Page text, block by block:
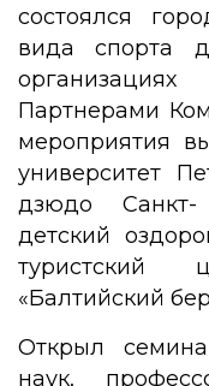
состоялся
вида спорта
Партнерами
мероприятия
университет
дзюдо
детский
туристский
«Балтийский
Открыл
наук,